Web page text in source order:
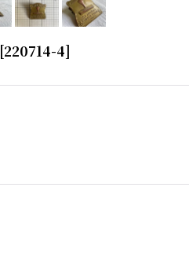
[220714-4]